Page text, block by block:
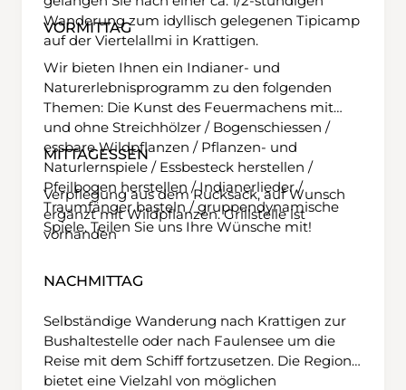
Wanderung zum idyllisch gelegenen Tipicamp
auf der Viertelallmi in Krattigen.
VORMITTAG
Wir bieten Ihnen ein Indianer- und
Naturerlebnisprogramm zu den folgenden
Themen: Die Kunst des Feuermachens mit
und ohne Streichhölzer / Bogenschiessen /
essbare Wildpflanzen / Pflanzen- und
Naturlernspiele / Essbesteck herstellen /
Pfeilbogen herstellen / Indianerlieder /
Traumfänger basteln / gruppendynamische
Spiele. Teilen Sie uns Ihre Wünsche mit!
MITTAGESSEN
Verpflegung aus dem Rucksack, auf Wunsch
ergänzt mit Wildpflanzen. Grillstelle ist
vorhanden
NACHMITTAG
Selbständige Wanderung nach Krattigen zur
Bushaltestelle oder nach Faulensee um die
Reise mit dem Schiff fortzusetzen. Die Region
bietet eine Vielzahl von möglichen